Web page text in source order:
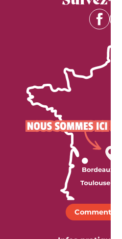
Comment